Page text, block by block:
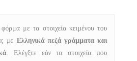
με τα στοιχεία κειμένου του
με Ελληνικά πεζά γράμματα και
. Ελέγξτε εάν τα στοιχεία που